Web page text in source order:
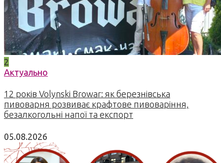
2
Актуально
12 років Volynski Browar: як березнівська
пивоварня розвиває крафтове пивоваріння,
безалкогольні напої та експорт
05.08.2026